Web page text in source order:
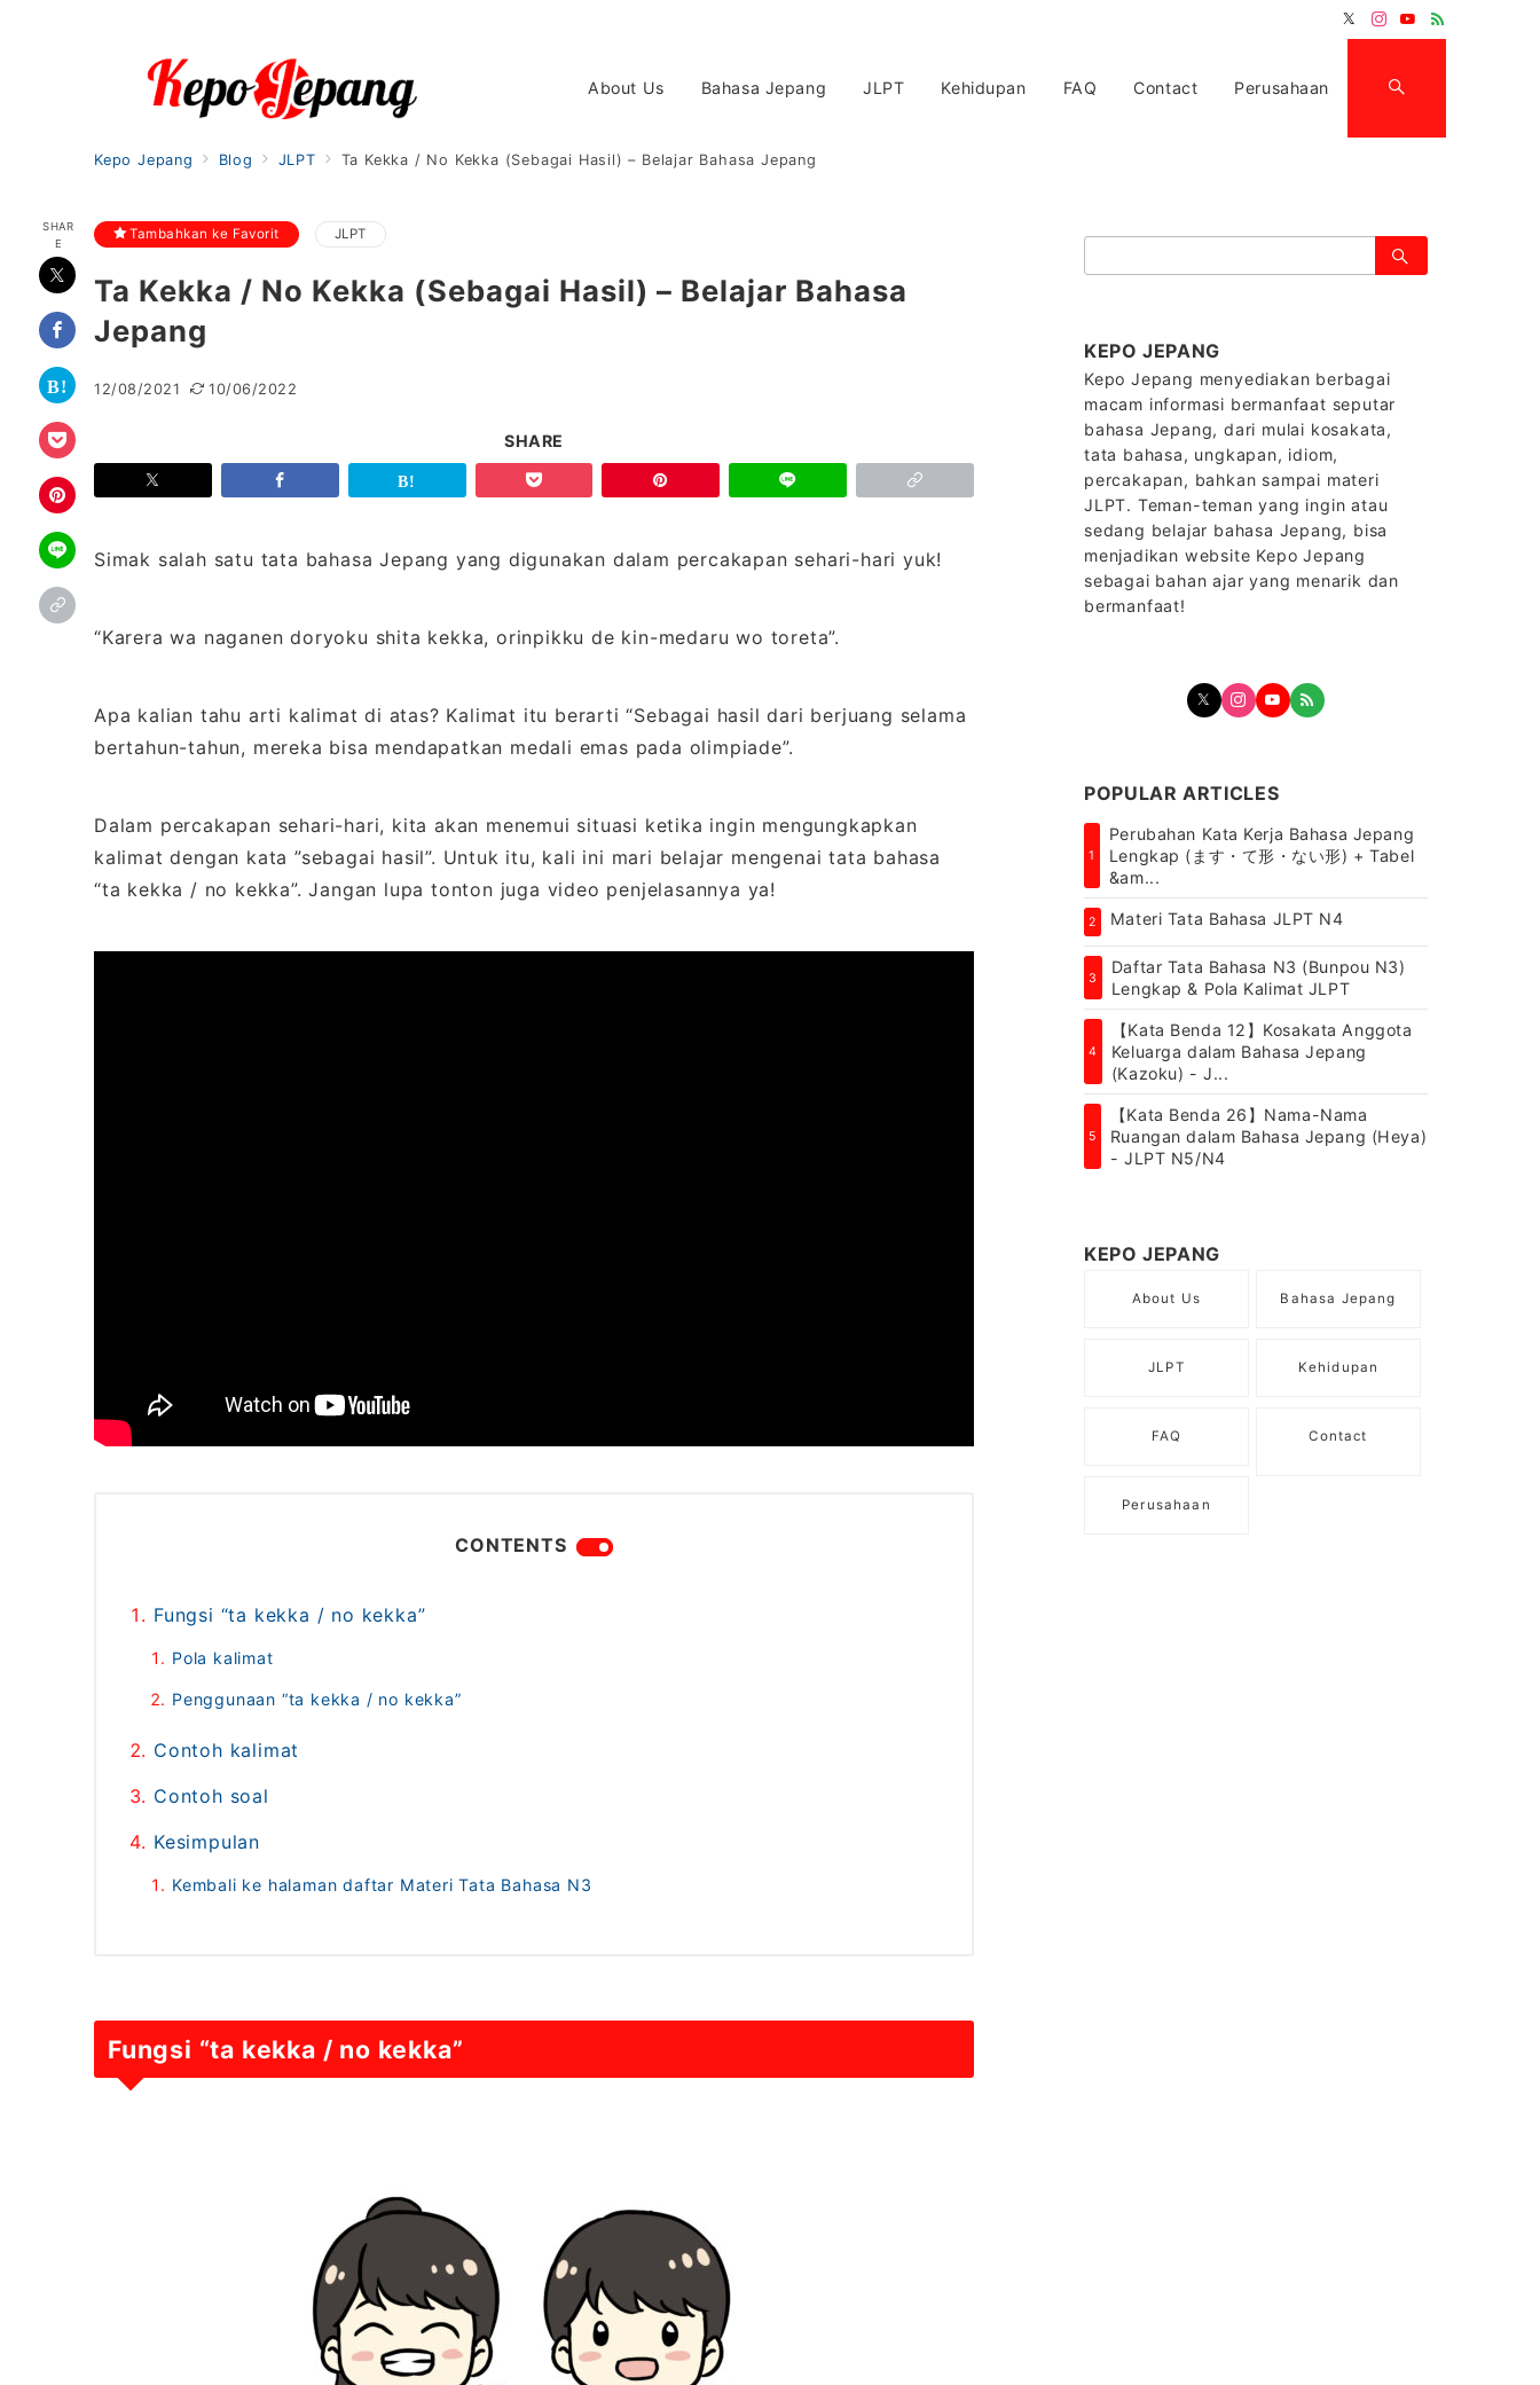
About Us Bahasa Jepang JLPT Kehidupan FAQ Contact Perusahaan
Kepo Jepang Blog JLPT Ta Kekka / No Kekka (Sebagai Hasil) – Belajar Bahasa Jepang
SHAR
E
Tambahkan ke Favorit JLPT
Ta Kekka / No Kekka (Sebagai Hasil) – Belajar Bahasa
Jepang
12/08/2021 10/06/2022
SHARE
Simak salah satu tata bahasa Jepang yang digunakan dalam percakapan sehari-hari yuk!
“Karera wa naganen doryoku shita kekka, orinpikku de kin-medaru wo toreta”.
Apa kalian tahu arti kalimat di atas? Kalimat itu berarti “Sebagai hasil dari berjuang selama
bertahun-tahun, mereka bisa mendapatkan medali emas pada olimpiade”.
Dalam percakapan sehari-hari, kita akan menemui situasi ketika ingin mengungkapkan
kalimat dengan kata ”sebagai hasil”. Untuk itu, kali ini mari belajar mengenai tata bahasa
“ta kekka / no kekka”. Jangan lupa tonton juga video penjelasannya ya!
CONTENTS
Fungsi “ta kekka / no kekka”
Pola kalimat
Penggunaan “ta kekka / no kekka”
Contoh kalimat
Contoh soal
Kesimpulan
Kembali ke halaman daftar Materi Tata Bahasa N3
Fungsi “ta kekka / no kekka”
索：
KEPO JEPANG
Kepo Jepang menyediakan berbagai
macam informasi bermanfaat seputar
bahasa Jepang, dari mulai kosakata,
tata bahasa, ungkapan, idiom,
percakapan, bahkan sampai materi
JLPT. Teman-teman yang ingin atau
sedang belajar bahasa Jepang, bisa
menjadikan website Kepo Jepang
sebagai bahan ajar yang menarik dan
bermanfaat!
POPULAR ARTICLES
1
Perubahan Kata Kerja Bahasa Jepang
Lengkap (ます・て形・ない形) + Tabel
&am...
2 Materi Tata Bahasa JLPT N4
3
Daftar Tata Bahasa N3 (Bunpou N3)
Lengkap & Pola Kalimat JLPT
4
【Kata Benda 12】Kosakata Anggota
Keluarga dalam Bahasa Jepang
(Kazoku) - J...
5
【Kata Benda 26】Nama-Nama
Ruangan dalam Bahasa Jepang (Heya)
- JLPT N5/N4
KEPO JEPANG
About Us Bahasa Jepang
JLPT Kehidupan
FAQ Contact
Perusahaan